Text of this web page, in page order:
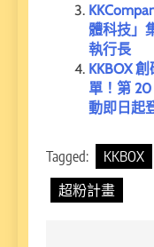
體科技」
執行長
KKBOX
單！第 20
動即日起
Tagged: KKBOX
超粉計畫